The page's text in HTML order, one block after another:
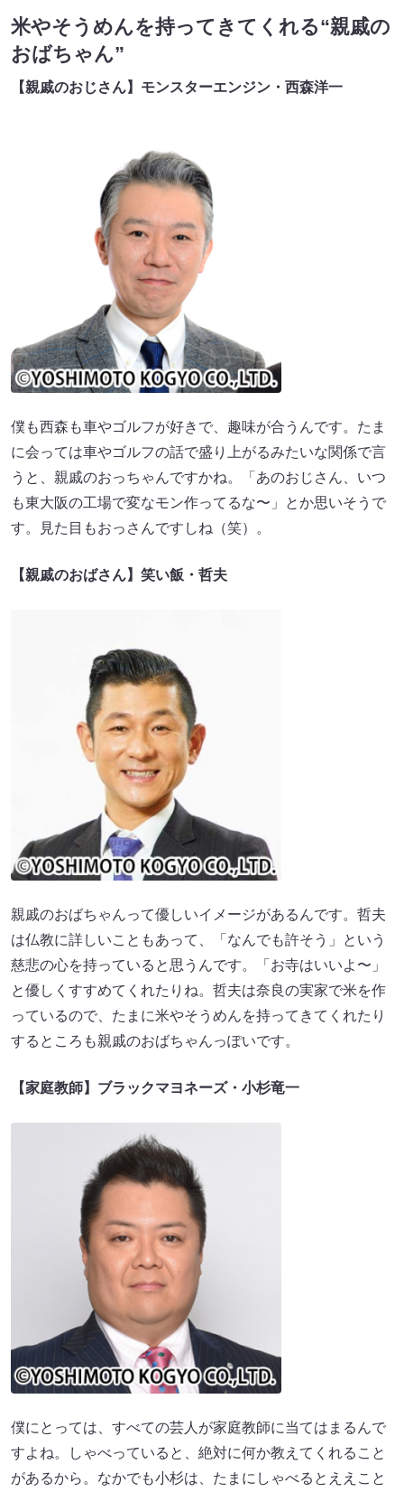
米やそうめんを持ってきてくれる“親戚の
おばちゃん”
【親戚のおじさん】モンスターエンジン・西森洋一
僕も西森も車やゴルフが好きで、趣味が合うんです。たま
に会っては車やゴルフの話で盛り上がるみたいな関係で言
うと、親戚のおっちゃんですかね。「あのおじさん、いつ
も東大阪の工場で変なモン作ってるな〜」とか思いそうで
す。見た目もおっさんですしね（笑）。
【親戚のおばさん】笑い飯・哲夫
親戚のおばちゃんって優しいイメージがあるんです。哲夫
は仏教に詳しいこともあって、「なんでも許そう」という
慈悲の心を持っていると思うんです。「お寺はいいよ〜」
と優しくすすめてくれたりね。哲夫は奈良の実家で米を作
っているので、たまに米やそうめんを持ってきてくれたり
するところも親戚のおばちゃんっぽいです。
【家庭教師】ブラックマヨネーズ・小杉竜一
僕にとっては、すべての芸人が家庭教師に当てはまるんで
すよね。しゃべっていると、絶対に何か教えてくれること
があるから。なかでも小杉は、たまにしゃべるとええこと